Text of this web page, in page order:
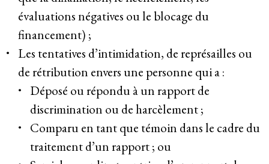
évaluations négatives ou le blocage du
financement) ;
Les tentatives d’intimidation, de représailles ou
de rétribution envers une personne qui a :
Déposé ou répondu à un rapport de
discrimination ou de harcèlement ;
Comparu en tant que témoin dans le cadre du
traitement d’un rapport ; ou